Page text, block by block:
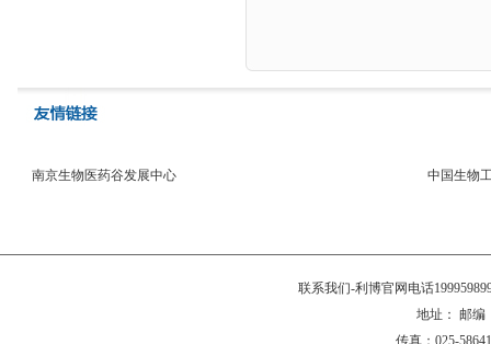
南京生物医药谷发展中心 中国生物
联系我们-利博官网电话
地址： 邮编
传真：025-